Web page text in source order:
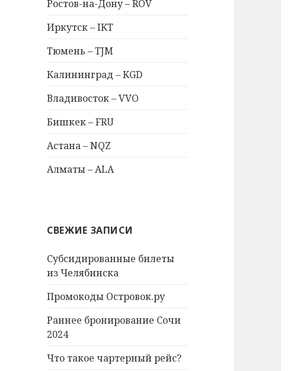
Ростов-на-Дону – ROV
Иркутск – IKT
Тюмень – TJM
Калининград – KGD
Владивосток – VVO
Бишкек – FRU
Астана – NQZ
Алматы – ALA
СВЕЖИЕ ЗАПИСИ
Субсидированные билеты
из Челябинска
Промокоды Островок.ру
Раннее бронирование Сочи
2024
Что такое чартерный рейс?